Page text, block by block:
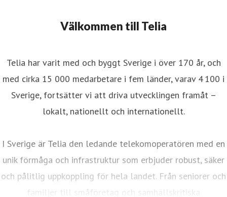
Välkommen till Telia
Telia har varit med och byggt Sverige i över 170 år, och
med cirka 15 000 medarbetare i fem länder, varav 4 100 i
Sverige, fortsätter vi att driva utvecklingen framåt –
lokalt, nationellt och internationellt.
I Sverige är Telia den ledande telekomoperatören med en
unik förmåga och infrastruktur som erbjuder robust, säker
och pålitlig uppkoppling för hela landet. Från seniorer och
familjer till småföretag och samhällskritiska